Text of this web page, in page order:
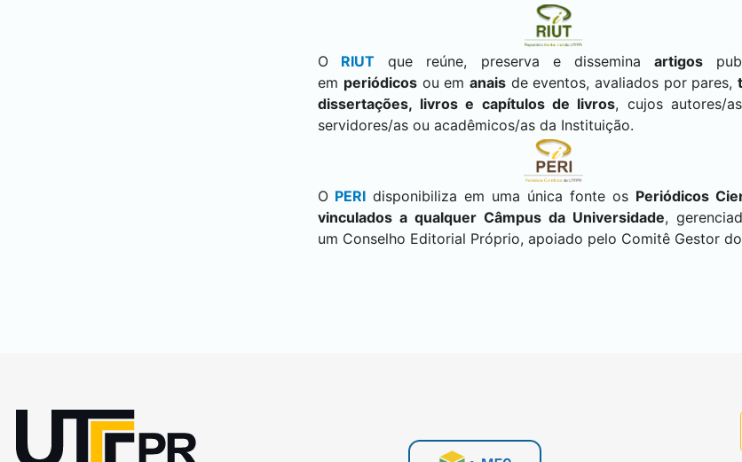
O RIUT que reúne, preserva e dissemina artigos
em periódicosou em anaisde eventos, avaliados por pares,
dissertações, livros e capítulos de livros, cujos autores/
servidores/as ou acadêmicos/as da Instituição.
O PERI disponibiliza em uma única fonte os Periódicos
vinculados a qualquer Câmpus da Universidade,
um Conselho Editorial Próprio, apoiado pelo Comitê Gestor do